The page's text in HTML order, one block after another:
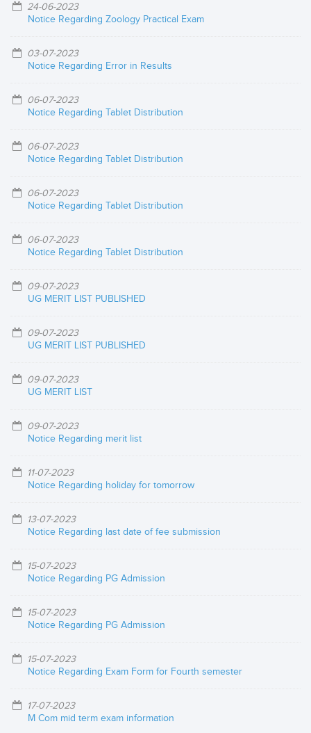
24-06-2023
Notice Regarding Zoology Practical Exam
03-07-2023
Notice Regarding Error in Results
06-07-2023
Notice Regarding Tablet Distribution
06-07-2023
Notice Regarding Tablet Distribution
06-07-2023
Notice Regarding Tablet Distribution
06-07-2023
Notice Regarding Tablet Distribution
09-07-2023
UG MERIT LIST PUBLISHED
09-07-2023
UG MERIT LIST PUBLISHED
09-07-2023
UG MERIT LIST
09-07-2023
Notice Regarding merit list
11-07-2023
Notice Regarding holiday for tomorrow
13-07-2023
Notice Regarding last date of fee submission
15-07-2023
Notice Regarding PG Admission
15-07-2023
Notice Regarding PG Admission
15-07-2023
Notice Regarding Exam Form for Fourth semester
17-07-2023
M Com mid term exam information